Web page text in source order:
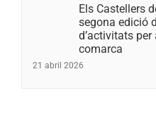
Els Castellers
segona edició
d’activitats
comarca
21 abril 2026